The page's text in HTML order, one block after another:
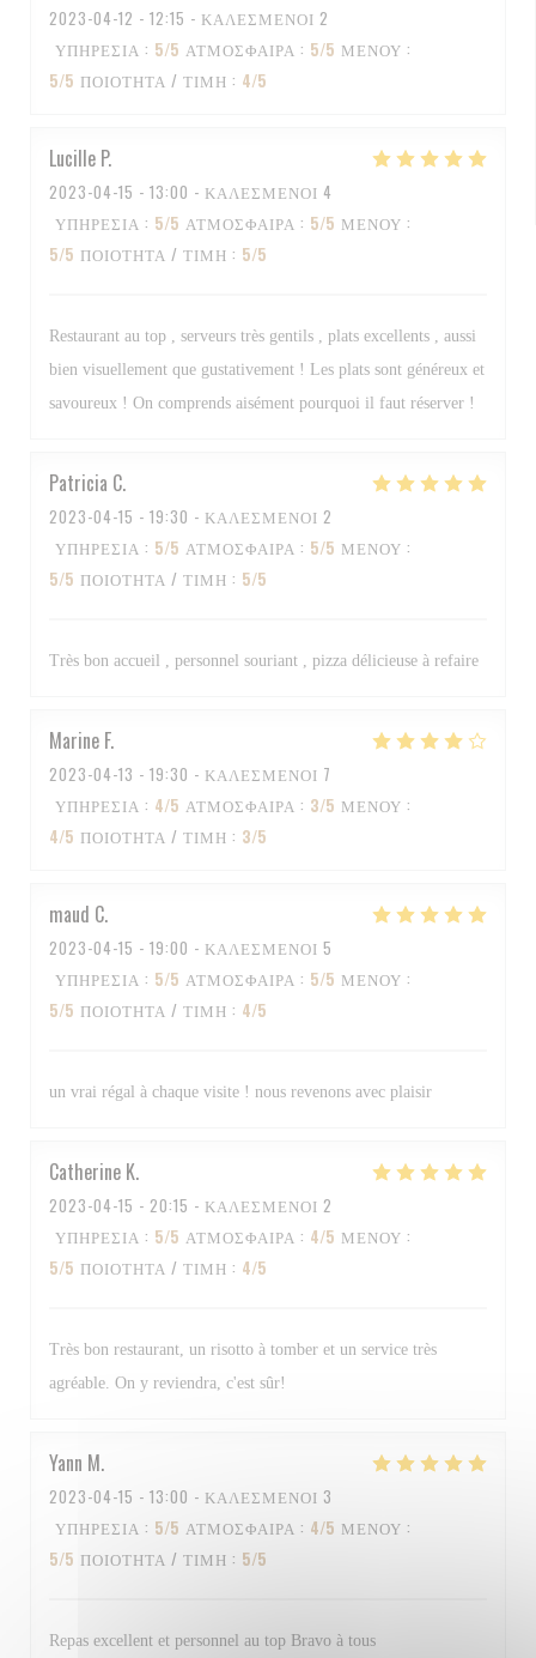
2023-04-12 - 12:15 - ΚΑΛΕΣΜΈΝΟΙ 2
ΥΠΗΡΕΣΊΑ : 5/5 ΑΤΜΌΣΦΑΙΡΑ : 5/5 ΜΕΝΟΎ :
5/5 ΠΟΙΌΤΗΤΑ / ΤΙΜΉ : 4/5
Lucille P
2023-04-15 - 13:00 - ΚΑΛΕΣΜΈΝΟΙ 4
ΥΠΗΡΕΣΊΑ : 5/5 ΑΤΜΌΣΦΑΙΡΑ : 5/5 ΜΕΝΟΎ :
5/5 ΠΟΙΌΤΗΤΑ / ΤΙΜΉ : 5/5
Restaurant au top , serveurs très gentils , plats excellents , aussi
bien visuellement que gustativement ! Les plats sont généreux et
savoureux ! On comprends aisément pourquoi il faut réserver !
Patricia C
2023-04-15 - 19:30 - ΚΑΛΕΣΜΈΝΟΙ 2
ΥΠΗΡΕΣΊΑ : 5/5 ΑΤΜΌΣΦΑΙΡΑ : 5/5 ΜΕΝΟΎ :
5/5 ΠΟΙΌΤΗΤΑ / ΤΙΜΉ : 5/5
Très bon accueil , personnel souriant , pizza délicieuse à refaire
Marine F
2023-04-13 - 19:30 - ΚΑΛΕΣΜΈΝΟΙ 7
ΥΠΗΡΕΣΊΑ : 4/5 ΑΤΜΌΣΦΑΙΡΑ : 3/5 ΜΕΝΟΎ :
4/5 ΠΟΙΌΤΗΤΑ / ΤΙΜΉ : 3/5
maud C
2023-04-15 - 19:00 - ΚΑΛΕΣΜΈΝΟΙ 5
ΥΠΗΡΕΣΊΑ : 5/5 ΑΤΜΌΣΦΑΙΡΑ : 5/5 ΜΕΝΟΎ :
5/5 ΠΟΙΌΤΗΤΑ / ΤΙΜΉ : 4/5
un vrai régal à chaque visite ! nous revenons avec plaisir
Catherine K
2023-04-15 - 20:15 - ΚΑΛΕΣΜΈΝΟΙ 2
ΥΠΗΡΕΣΊΑ : 5/5 ΑΤΜΌΣΦΑΙΡΑ : 4/5 ΜΕΝΟΎ :
5/5 ΠΟΙΌΤΗΤΑ / ΤΙΜΉ : 4/5
Très bon restaurant, un risotto à tomber et un service très
agréable. On y reviendra, c'est sûr!
Yann M
2023-04-15 - 13:00 - ΚΑΛΕΣΜΈΝΟΙ 3
ΥΠΗΡΕΣΊΑ : 5/5 ΑΤΜΌΣΦΑΙΡΑ : 4/5 ΜΕΝΟΎ :
5/5 ΠΟΙΌΤΗΤΑ / ΤΙΜΉ : 5/5
Repas excellent et personnel au top Bravo à tous